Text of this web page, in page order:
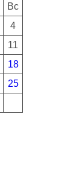
Вс
4
11
18
25